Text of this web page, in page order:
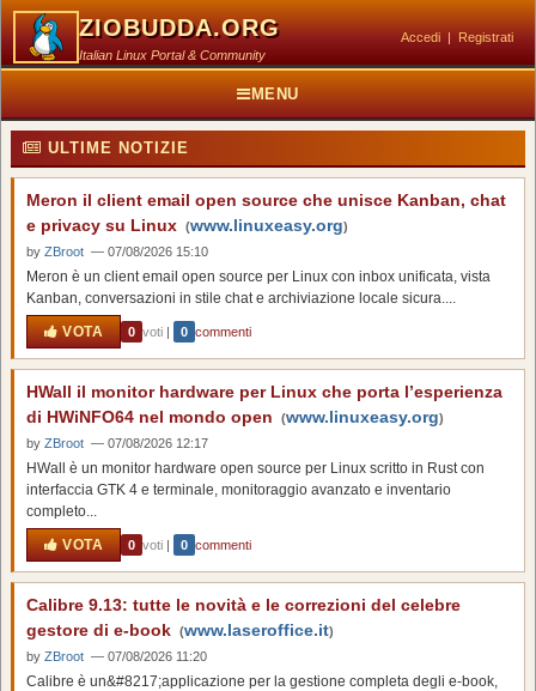
ZIOBUDDA.ORG
Italian Linux Portal & Community
Accedi | Registrati
MENU
ULTIME NOTIZIE
Meron il client email open source che unisce Kanban, chat
e privacy su Linux (www.linuxeasy.org)
by ZBroot — 07/08/2026 15:10
Meron è un client email open source per Linux con inbox unificata, vista
Kanban, conversazioni in stile chat e archiviazione locale sicura....
VOTA
0 voti | 0 commenti
HWall il monitor hardware per Linux che porta l’esperienza
di HWiNFO64 nel mondo open
(www.linuxeasy.org)
by ZBroot — 07/08/2026 12:17
HWall è un monitor hardware open source per Linux scritto in Rust con
interfaccia GTK 4 e terminale, monitoraggio avanzato e inventario
completo...
VOTA
0 voti | 0 commenti
Calibre 9.13: tutte le novità e le correzioni del celebre
gestore di e-book (www.laseroffice.it)
by ZBroot — 07/08/2026 11:20
Calibre è un&#8217;applicazione per la gestione completa degli e‑book,